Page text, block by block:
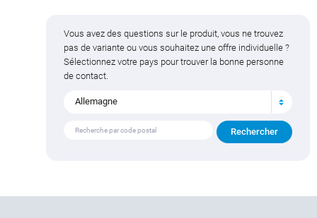
Vous avez des questions sur le produit, vous ne trouvez
pas de variante ou vous souhaitez une offre individuelle ?
Sélectionnez votre pays pour trouver la bonne personne
de contact.
Allemagne